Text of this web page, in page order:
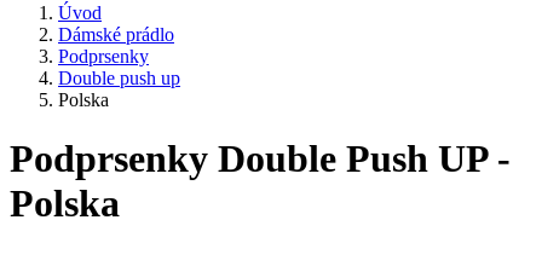
Úvod
Dámské prádlo
Podprsenky
Double push up
Polska
Podprsenky Double Push UP -
Polska